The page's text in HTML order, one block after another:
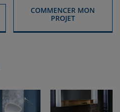
COMMENCER MON
PROJET